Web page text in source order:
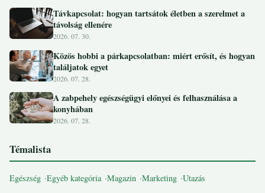
Távkapcsolat: hogyan tartsátok életben a szerelmet a
távolság ellenére
2026. 07. 30.
Közös hobbi a párkapcsolatban: miért erősít, és hogyan
találjatok egyet
2026. 07. 28.
A zabpehely egészségügyi előnyei és felhasználása a
konyhában
2026. 07. 28.
Témalista
Egészség Egyéb kategória Magazin Marketing Utazás